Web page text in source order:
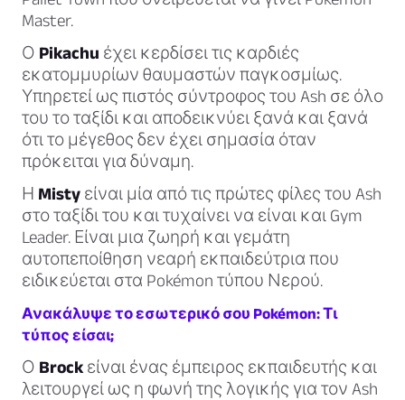
Master.
Ο Pikachu έχει κερδίσει τις καρδιές
εκατομμυρίων θαυμαστών παγκοσμίως.
Υπηρετεί ως πιστός σύντροφος του Ash σε όλο
του το ταξίδι και αποδεικνύει ξανά και ξανά
ότι το μέγεθος δεν έχει σημασία όταν
πρόκειται για δύναμη.
Η Misty είναι μία από τις πρώτες φίλες του Ash
στο ταξίδι του και τυχαίνει να είναι και Gym
Leader. Είναι μια ζωηρή και γεμάτη
αυτοπεποίθηση νεαρή εκπαιδεύτρια που
ειδικεύεται στα Pokémon τύπου Νερού.
Ανακάλυψε το εσωτερικό σου Pokémon: Τι
τύπος είσαι;
Ο Brockείναι ένας έμπειρος εκπαιδευτής και
λειτουργεί ως η φωνή της λογικής για τον Ash